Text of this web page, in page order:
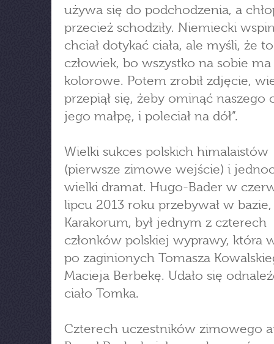
używa się do podchodzenia, a
przecież schodziły. Niemiecki
chciał dotykać ciała, ale myśli, że
człowiek, bo wszystko na sobie
kolorowe. Potem zrobił zdjęcie,
przepiął się, żeby ominąć naszego
jego małpę, i poleciał na dół”.
Wielki sukces polskich himalaistów
(pierwsze zimowe wejście) i
wielki dramat. Hugo-Bader w
lipcu 2013 roku przebywał w
Karakorum, był jednym z czterech
członków polskiej wyprawy, która
po zaginionych Tomasza
Macieja Berbekę. Udało się
ciało Tomka.
Czterech uczestników zimowego